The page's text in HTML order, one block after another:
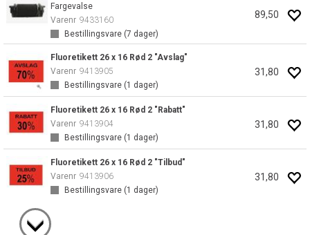
Fargevalse
Varenr 9433160
Bestillingsvare (7 dager)
89,50
Fluoretikett 26 x 16 Rød 2 "Avslag"
Varenr 9413905
Bestillingsvare (1 dager)
31,80
Fluoretikett 26 x 16 Rød 2 "Rabatt"
Varenr 9413904
Bestillingsvare (1 dager)
31,80
Fluoretikett 26 x 16 Rød 2 "Tilbud"
Varenr 9413906
Bestillingsvare (1 dager)
31,80